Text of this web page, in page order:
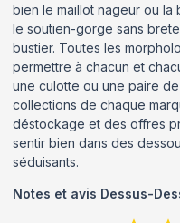
bien le maillot nageur ou
le soutien-gorge sans
bustier. Toutes les
permettre à chacun et
une culotte ou une paire
collections de chaque
déstockage et des offres
sentir bien dans des
séduisants.
Notes et avis Dessus-